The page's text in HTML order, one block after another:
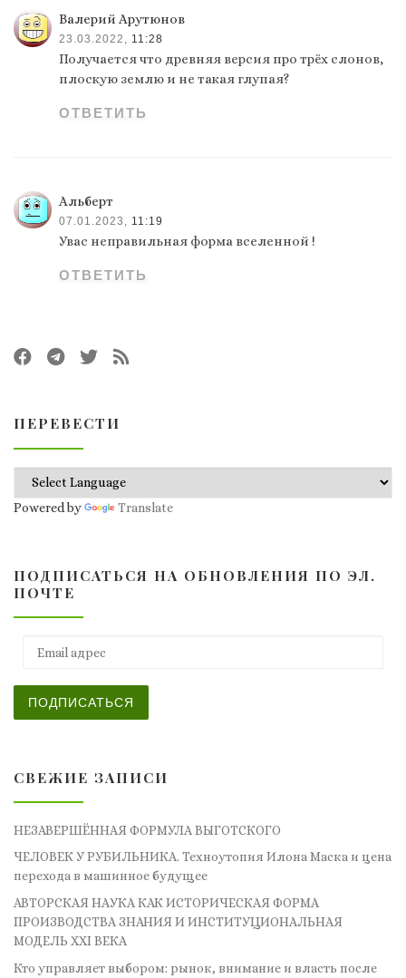
Валерий Арутюнов
23.03.2022, 11:28
Получается что древняя версия про трёх слонов,
плоскую землю и не такая глупая?
ОТВЕТИТЬ
Альберт
07.01.2023, 11:19
Увас неправильная форма вселенной !
ОТВЕТИТЬ
ПЕРЕВЕСТИ
Powered by Translate
ПОДПИСАТЬСЯ НА ОБНОВЛЕНИЯ ПО ЭЛ.
ПОЧТЕ
ПОДПИСАТЬСЯ
СВЕЖИЕ ЗАПИСИ
НЕЗАВЕРШЁННАЯ ФОРМУЛА ВЫГОТСКОГО
ЧЕЛОВЕК У РУБИЛЬНИКА. Техноутопия Илона Маска и цена
перехода в машинное будущее
АВТОРСКАЯ НАУКА КАК ИСТОРИЧЕСКАЯ ФОРМА
ПРОИЗВОДСТВА ЗНАНИЯ И ИНСТИТУЦИОНАЛЬНАЯ
МОДЕЛЬ XXI ВЕКА
Кто управляет выбором: рынок, внимание и власть после